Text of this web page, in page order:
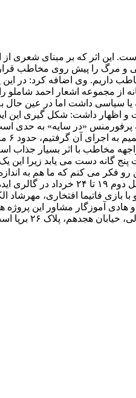
ایده، فصل دوم اجراهای پرفورمنس «در آستانه» از ۱۹ تا ۲۴
و مرگ را پیش روی مخاطب
داریم. وی اضافه کرد: در
از مجموعه اشعار احمد شاملو
یا سیاسی داشت اما در عین
و اظهار داشت: شکل گیری این
به پرفورمنس «در سایه» به
مخاطب با اثر بسیار جذاب
دست می یابد زیرا این یک
رو فکر می کنم که ما هم به
تازه ای می یابیم. پرفورمنس «در آستانه» که در ایام ۱۰ تا
فاتیما افتخاری، مهرشاد
آموزگار مشاور این پروژه